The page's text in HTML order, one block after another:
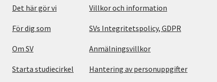
Det här gör vi
För dig som
Om SV
Starta studiecirkel
Villkor och information
SVs Integritetspolicy, GDPR
Anmälningsvillkor
Hantering av personuppgifter